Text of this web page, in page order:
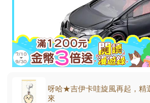
呀哈★吉伊卡哇旋風再起，精
來